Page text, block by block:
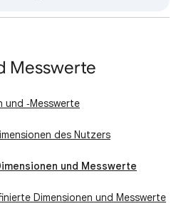
Messwerte
und ‑Messwerte
des Nutzers
und Messwerte
Dimensionen und Messwerte